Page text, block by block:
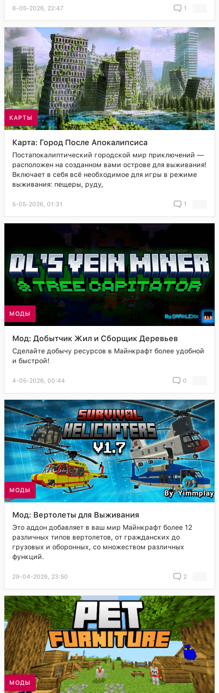
6-05-2026, 22:47 1
КАРТЫ
Карта: Город После Апокалипсиса
Постапокалиптический городской мир приключений —
расположен на созданном вами острове для выживания!
Включает в себя всё необходимое для игры в режиме
выживания: пещеры, руду,
5-05-2026, 01:31 1
МОДЫ
Мод: Добытчик Жил и Сборщик Деревьев
Сделайте добычу ресурсов в Майнкрафт более удобной
и быстрой!
4-05-2026, 00:44 0
МОДЫ
Мод: Вертолеты для Выживания
Это аддон добавляет в ваш мир Майнкрафт более 12
различных типов вертолетов, от гражданских до
грузовых и оборонных, со множеством различных
функций.
29-04-2026, 23:50 2
МОДЫ